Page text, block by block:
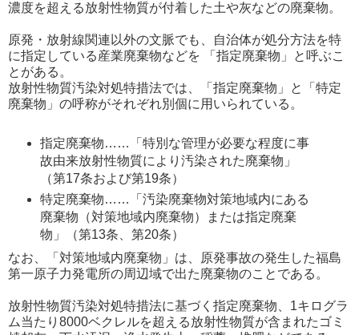
濃度を超える放射性物質が付着した土や灰などの廃棄物。
原発・放射線関連以外の文脈でも、自治体が処分方法を特
に指定している産業廃棄物などを 「指定廃棄物」と呼ぶこ
とがある。
放射性物質汚染対処特措法では、「指定廃棄物」と「特定
廃棄物」の呼称がそれぞれ別個に用いられている。
指定廃棄物……「特別な管理が必要な程度に事
故由来放射性物質により汚染された廃棄物」
（第17条および第19条）
特定廃棄物……「汚染廃棄物対策地域内にある
廃棄物（対策地域内廃棄物）または指定廃棄
物」（第13条、第20条）
なお、「対策地域内廃棄物」は、原発事故の発生した福島
第一原子力発電所の周辺域で出た廃棄物のことである。
放射性物質汚染対処特措法に基づく指定廃棄物、1キログラ
ム当たり8000ベクレルを超える放射性物質が含まれたゴミ